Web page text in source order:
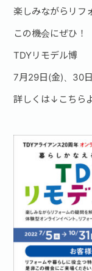
会社案内
楽しみながらリフ
この機会にぜひ！
TDYリモデル博
7月29日(金)、30
詳しくは↓こちら